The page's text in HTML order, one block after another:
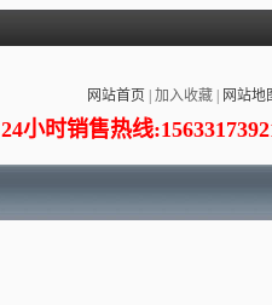
网站首页 加入收藏| 网站地
24小时销售热线